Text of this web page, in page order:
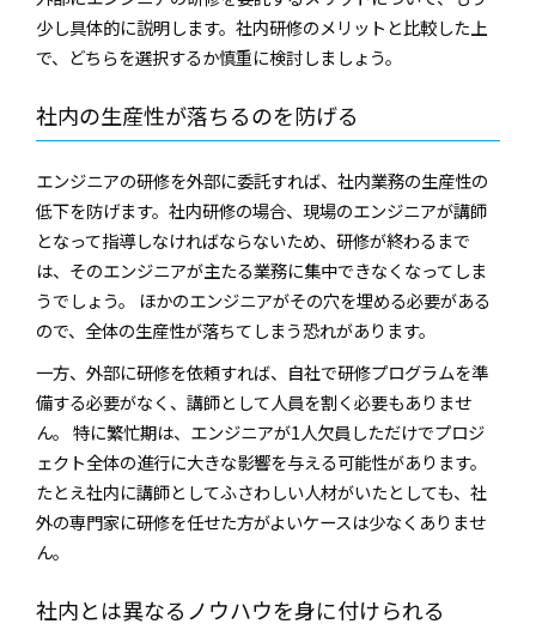
少し具体的に説明します。社内研修のメリットと比較した上
で、どちらを選択するか慎重に検討しましょう。
社内の生産性が落ちるのを防げる
エンジニアの研修を外部に委託すれば、社内業務の生産性の
低下を防げます。社内研修の場合、現場のエンジニアが講師
となって指導しなければならないため、研修が終わるまで
は、そのエンジニアが主たる業務に集中できなくなってしま
うでしょう。 ほかのエンジニアがその穴を埋める必要がある
ので、全体の生産性が落ちてしまう恐れがあります。
一方、外部に研修を依頼すれば、自社で研修プログラムを準
備する必要がなく、講師として人員を割く必要もありませ
ん。 特に繁忙期は、エンジニアが1人欠員しただけでプロジ
ェクト全体の進行に大きな影響を与える可能性があります。
たとえ社内に講師としてふさわしい人材がいたとしても、社
外の専門家に研修を任せた方がよいケースは少なくありませ
ん。
社内とは異なるノウハウを身に付けられる